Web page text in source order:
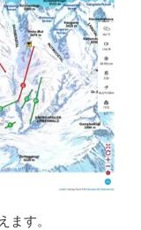
ます。